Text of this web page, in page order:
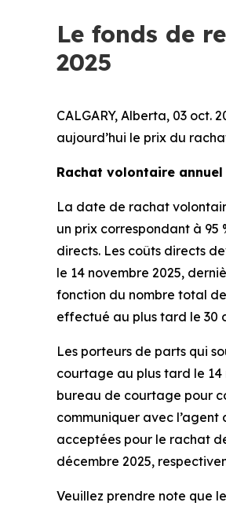
Le fonds de
2025
CALGARY, Alberta, 03 oct.
aujourd’hui le prix du
Rachat volontaire annuel
La date de rachat
un prix correspondant à
directs. Les coûts directs
le 14 novembre 2025,
fonction du nombre total
effectué au plus tard le 30
Les porteurs de parts qui
courtage au plus tard le 14
bureau de courtage pour
communiquer avec l’agent
acceptées pour le rachat
décembre 2025,
Veuillez prendre note que